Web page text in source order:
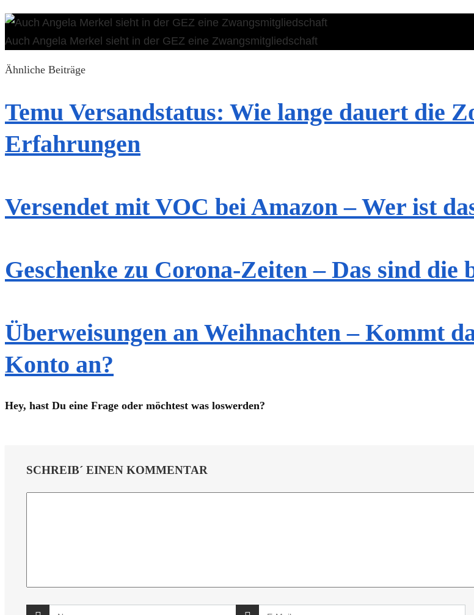
Auch Angela Merkel sieht in der GEZ eine Zwangsmitgliedschaft
Ähnliche Beiträge
Temu Versandstatus: Wie lange dauert die
Erfahrungen
Versendet mit VOC bei Amazon – Wer ist
Geschenke zu Corona-Zeiten – Das sind die
Überweisungen an Weihnachten – Kommt
Konto an?
Hey, hast Du eine Frage oder möchtest was loswerden?
SCHREIB´ EINEN KOMMENTAR